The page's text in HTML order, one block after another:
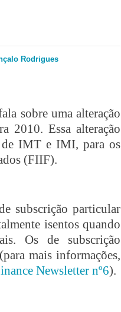
Rodrigues
sobre uma alteração
2010. Essa alteração
de IMT e IMI, para os
(FIIF).
subscrição particular
isentos quando
. Os de subscrição
mais informações,
Newsletter nº6).